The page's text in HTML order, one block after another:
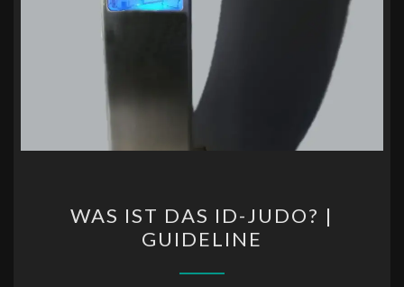
IST
DAS
ID-
WAS IST DAS ID-JUDO? |
GUIDELINE